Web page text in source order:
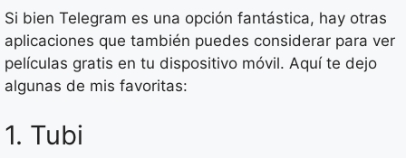
Si bien Telegram es una opción fantástica, hay otras
aplicaciones que también puedes considerar para ver
películas gratis en tu dispositivo móvil. Aquí te dejo
algunas de mis favoritas:
1. Tubi